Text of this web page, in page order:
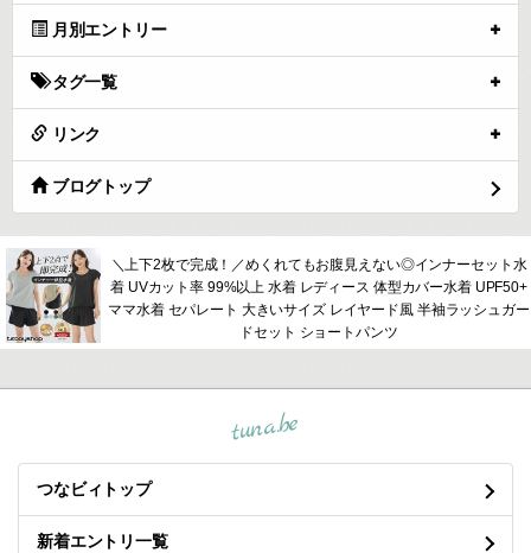
月別エントリー
タグ一覧
リンク
ブログトップ
＼上下2枚で完成！／めくれてもお腹見えない◎インナーセット水
着 UVカット率 99%以上 水着 レディース 体型カバー水着 UPF50+
ママ水着 セパレート 大きいサイズ レイヤード風 半袖ラッシュガー
ドセット ショートパンツ
tuna.be
つなビィトップ
新着エントリ一覧